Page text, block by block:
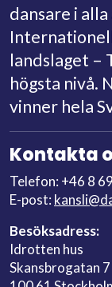
Bengt Hellstén
WCS:2
Cicki Hellstén
WCS:2
Emil Linnerman
WCS:1
dansare i
landslaget –
högsta nivå.
vinner hela
Kontakta
Telefon: +46 8
E-post:
Besöksadress:
Idrotten hus
Skansbrogatan 7